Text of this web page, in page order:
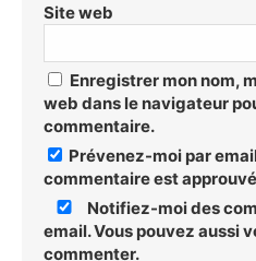
Site web
Enregistrer mon nom,
web dans le navigateur
commentaire.
Prévenez-moi par
commentaire est
Notifiez-moi des
email. Vous pouvez aussi
commenter.